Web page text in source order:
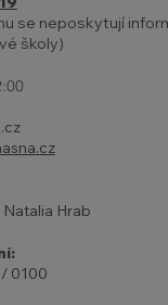
se neposkytují
školy)
Hrab
0100